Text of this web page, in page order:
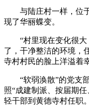
与陆庄村一样，位于
现了华丽蝶变。
“村里现在变化很大
了，干净整洁的环境，
寺村村民的脸上洋溢着
“软弱涣散”的党支部
照“成建制派、按届期
轻干部到黄德寺村任职